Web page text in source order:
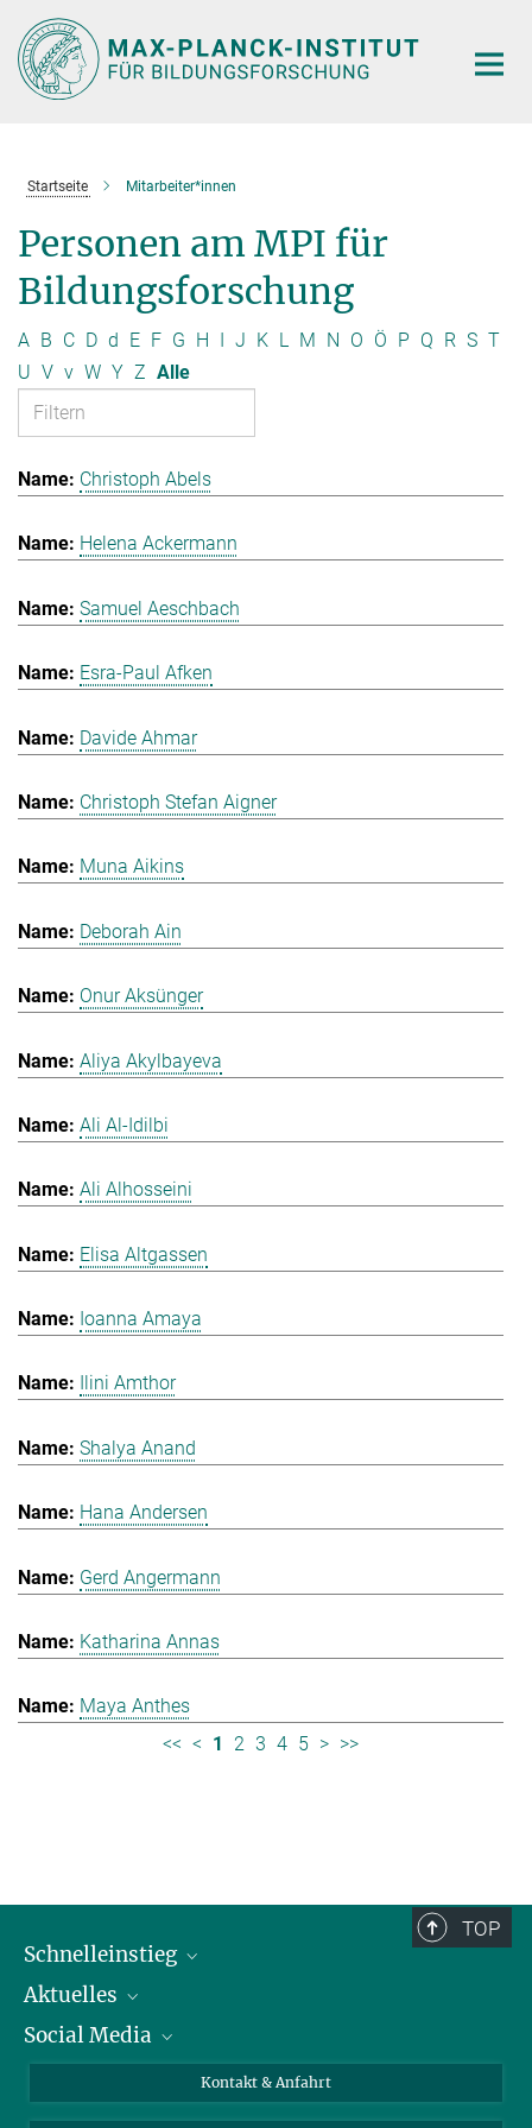
Hauptinhalt
Startseite Mitarbeiter*innen
Personen am MPI für
Bildungsforschung
A B C D d E F G H I J K L M N O Ö P Q R S T
U V v W Y Z Alle
Christoph Abels
Helena Ackermann
Samuel Aeschbach
Esra-Paul Afken
Davide Ahmar
Christoph Stefan Aigner
Muna Aikins
Deborah Ain
Onur Aksünger
Aliya Akylbayeva
Ali Al-Idilbi
Ali Alhosseini
Elisa Altgassen
Ioanna Amaya
Ilini Amthor
Shalya Anand
Hana Andersen
Gerd Angermann
Katharina Annas
Maya Anthes
<< < 1 2 3 4 5 > >>
TOP
Schnelleinstieg
Personen
Pressebereich
Aktuelles
Stellenangebote
Social Media
X
Kontakt & Anfahrt